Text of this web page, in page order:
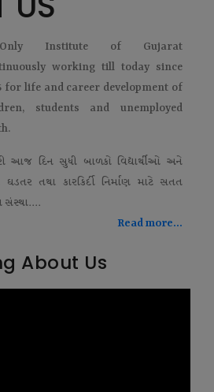
Only Institute of Gujarat
working till today since
for life and career development of
students and unemployed
આજ દિન સુધી બાળકો વિદ્યાર્થીઓ અને
તથા કારકિર્દી નિર્માણ માટે સતત
સંસ્થા....
Read more...
About Us